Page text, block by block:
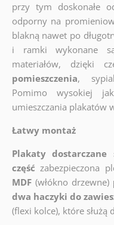
przy tym doskonałe
odporny na
blakną nawet po
i ramki wykonane
materiałów, dzięki
pomieszczenia,
Pomimo wysokiej
umieszczania plakatów
Łatwy montaż
Plakaty
część zabezpieczona
MDF (włókno drzewne)
dwa haczyki do
(flexi kolce), które